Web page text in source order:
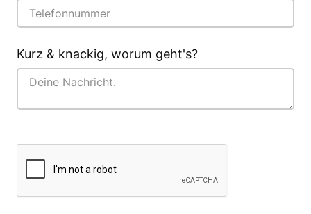
Kurz & knackig, worum geht's?